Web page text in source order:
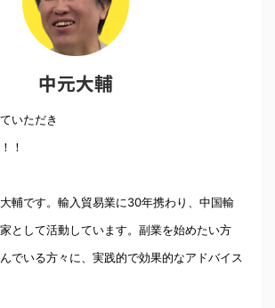
中元大輔
いただき
！
輔です。輸入貿易業に30年携わり、中国輸
として活動しています。副業を始めたい方
でいる方々に、実践的で効果的なアドバイス